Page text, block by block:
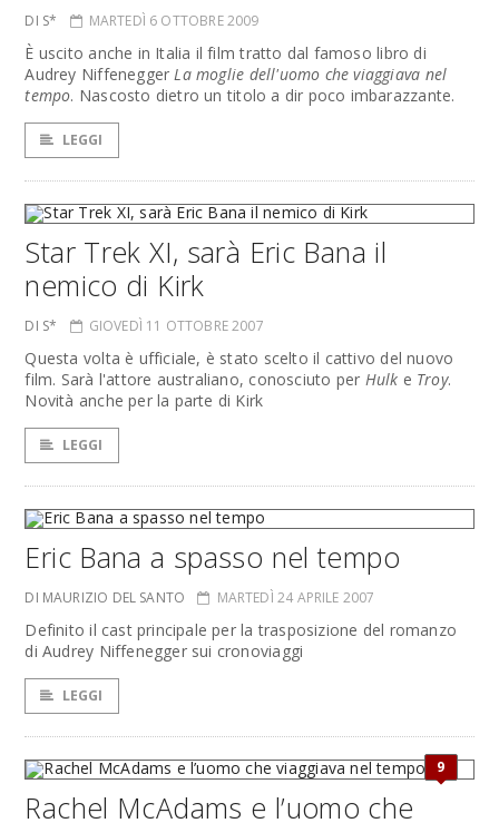
DI S* MARTEDÌ 6 OTTOBRE 2009
È uscito anche in Italia il film tratto dal famoso libro di
Audrey NiffeneggerLa moglie dell'uomo che viaggiava nel
tempo. Nascosto dietro un titolo a dir poco imbarazzante.
LEGGI
Star Trek XI, sarà Eric Bana il
nemico di Kirk
DI S* GIOVEDÌ 11 OTTOBRE 2007
Questa volta è ufficiale, è stato scelto il cattivo del nuovo
film. Sarà l'attore australiano, conosciuto per Hulk e Troy.
Novità anche per la parte di Kirk
LEGGI
Eric Bana a spasso nel tempo
DI MAURIZIO DEL SANTO MARTEDÌ 24 APRILE 2007
Definito il cast principale per la trasposizione del romanzo
di Audrey Niffenegger sui cronoviaggi
LEGGI
9
Rachel McAdams e l’uomo che